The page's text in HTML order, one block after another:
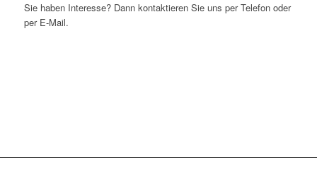
Sie haben Interesse? Dann kontaktieren Sie uns per Telefon oder
per E-Mail.